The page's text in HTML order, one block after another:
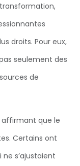
droits. Pour eux,
seulement des
de
affirmant que le
Certains ont
s’ajustaient